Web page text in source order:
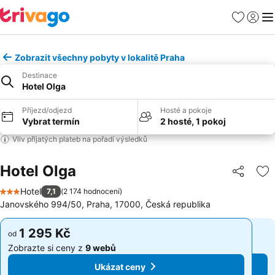
Oblíbené
Zobrazit všechny pobyty v lokalitě Praha
Destinace
Hotel Olga
Příjezd/odjezd
Vybrat termín
Hosté a pokoje
2 hosté, 1 pokoj
Vliv přijatých plateb na pořadí výsledků
Hotel Olga Sdílet
3 Počet hvězdiček
Hotel 7,1 (2 174 hodnocení)
Janovského 994/50, Praha, 17000, Česká republika
od 1 295 Kč
Zobrazte si ceny z 9 webů
Ukázat ceny
od 1 295 Kč
Zobrazte si ceny z 9 webů
Ukázat ceny